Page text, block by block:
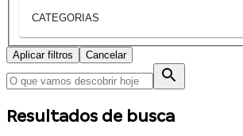
CATEGORIAS
Aplicar filtros Cancelar
Resultados de busca